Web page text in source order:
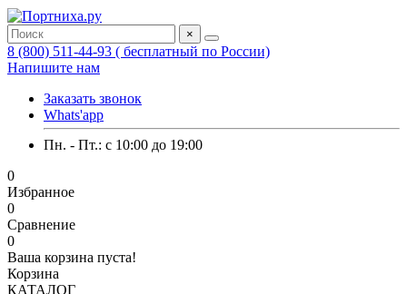
×
8 (800) 511-44-93 ( бесплатный по России)
Напишите нам
Заказать звонок
Whats'app
Пн. - Пт.: c 10:00 до 19:00
0
Избранное
0
Сравнение
0
Ваша корзина пуста!
Корзина
КАТАЛОГ